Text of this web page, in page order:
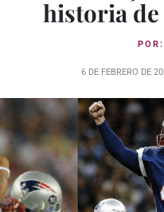
historia de
6 DE FEBRERO DE